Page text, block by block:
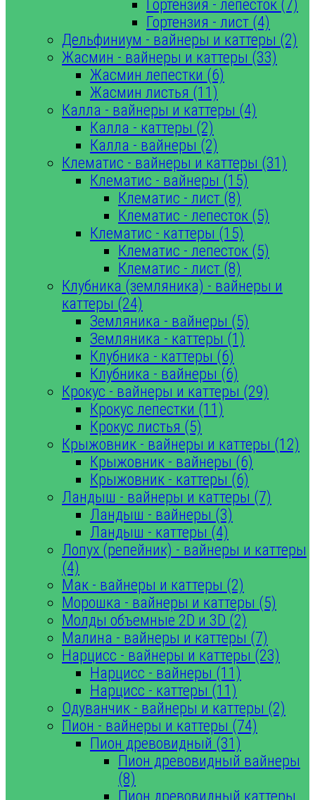
Гортензия - лепесток (7)
Гортензия - лист (4)
Дельфиниум - вайнеры и каттеры (2)
Жасмин - вайнеры и каттеры (33)
Жасмин лепестки (6)
Жасмин листья (11)
Калла - вайнеры и каттеры (4)
Калла - каттеры (2)
Калла - вайнеры (2)
Клематис - вайнеры и каттеры (31)
Клематис - вайнеры (15)
Клематис - лист (8)
Клематис - лепесток (5)
Клематис - каттеры (15)
Клематис - лепесток (5)
Клематис - лист (8)
Клубника (земляника) - вайнеры и
каттеры (24)
Земляника - вайнеры (5)
Земляника - каттеры (1)
Клубника - каттеры (6)
Клубника - вайнеры (6)
Крокус - вайнеры и каттеры (29)
Крокус лепестки (11)
Крокус листья (5)
Крыжовник - вайнеры и каттеры (12)
Крыжовник - вайнеры (6)
Крыжовник - каттеры (6)
Ландыш - вайнеры и каттеры (7)
Ландыш - вайнеры (3)
Ландыш - каттеры (4)
Лопух (репейник) - вайнеры и каттеры
(4)
Мак - вайнеры и каттеры (2)
Морошка - вайнеры и каттеры (5)
Молды объемные 2D и 3D (2)
Малина - вайнеры и каттеры (7)
Нарцисс - вайнеры и каттеры (23)
Нарцисс - вайнеры (11)
Нарцисс - каттеры (11)
Одуванчик - вайнеры и каттеры (2)
Пион - вайнеры и каттеры (74)
Пион древовидный (31)
Пион древовидный вайнеры
(8)
Пион древовидный каттеры